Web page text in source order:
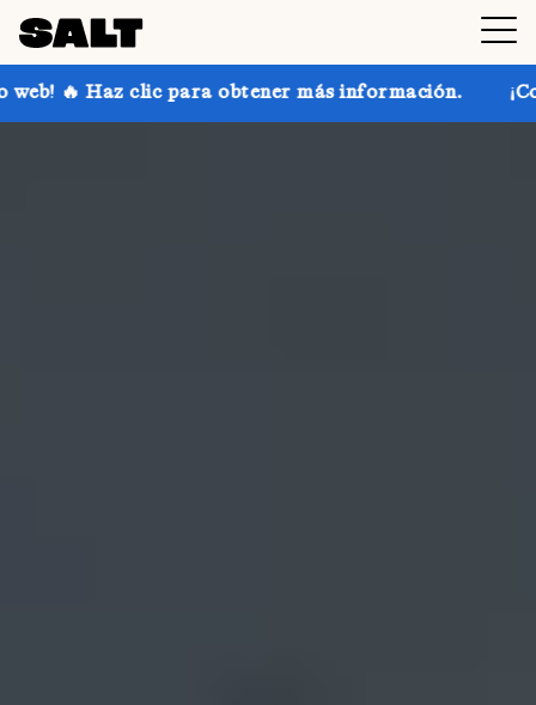
obtener más información. ¡Consigue hasta un 30